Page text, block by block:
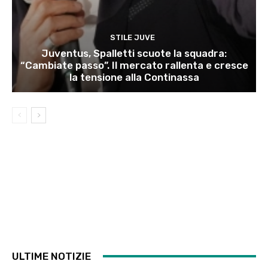
STILE JUVE
Juventus, Spalletti scuote la squadra:
“Cambiate passo”. Il mercato rallenta e cresce
la tensione alla Continassa
ULTIME NOTIZIE